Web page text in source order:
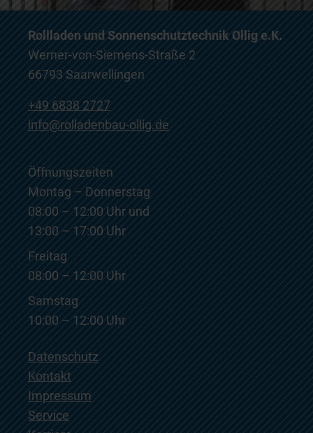
Rollladen und Sonnenschutztechnik Ollig e.K.
Werner-von-Siemens-Straße 2
66793 Saarwellingen
+49 6838 2727
info@rolladenbau-ollig.de
Öffnungszeiten
Montag – Donnerstag
08:00 – 12:00 Uhr und
13:00 – 17:00 Uhr
Freitag
08:00 – 12:00 Uhr
Samstag
10:00 – 12:00 Uhr
Datenschutz
Kontakt
Impressum
Service